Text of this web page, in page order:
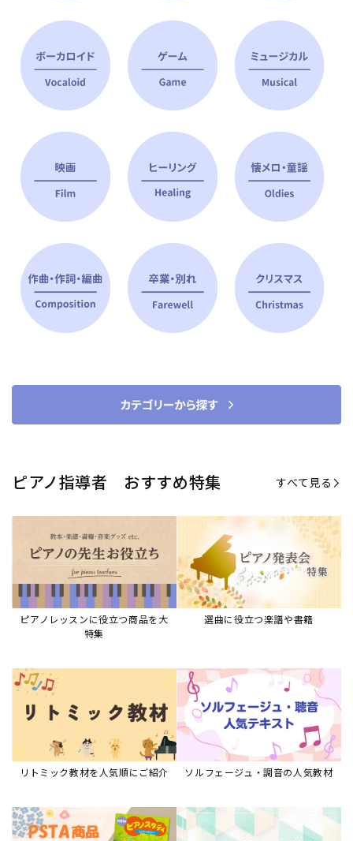
ピアノ指導者 おすすめ特集 すべて見る
ピアノレッスンに役立つ商品を大
特集
選曲に役立つ楽譜や書籍
リトミック教材を人気順にご紹介 ソルフェージュ・調音の人気教材